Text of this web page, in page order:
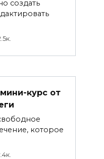
создать
курс от
которое